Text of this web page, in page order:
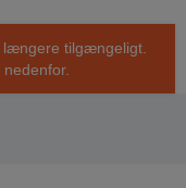
længere tilgængeligt.